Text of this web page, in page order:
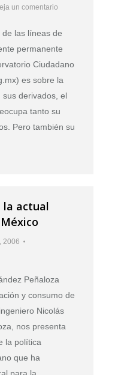
un comentario
las líneas de
permanente
Ciudadano
es sobre la
derivados, el
tanto su
Pero también su
la actual
2006
Peñaloza
y consumo de
Nicolás
nos presenta
la política
que ha